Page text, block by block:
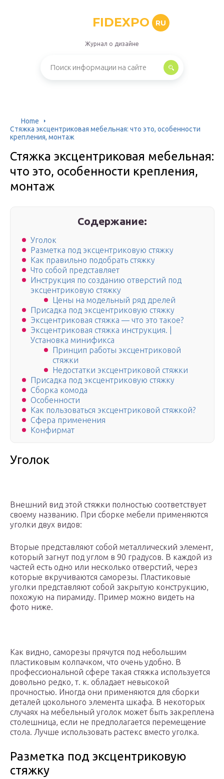
FIDEXPO RU
Журнал о дизайне
Home
Стяжка эксцентриковая мебельная: что это, особенности
крепления, монтаж
Стяжка эксцентриковая мебельная:
что это, особенности крепления,
монтаж
Содержание:
Уголок
Разметка под эксцентриковую стяжку
Как правильно подобрать стяжку
Что собой представляет
Инструкция по созданию отверстий под
эксцентриковую стяжку
Цены на модельный ряд дрелей
Присадка под эксцентриковую стяжку
Эксцентриковая стяжка — что это такое?
Эксцентриковая стяжка инструкция. |
Установка минификса
Принцип работы эксцентриковой
стяжки
Недостатки эксцентриковой стяжки
Присадка под эксцентриковую стяжку
Сборка комода
Особенности
Как пользоваться эксцентриковой стяжкой?
Сфера применения
Конфирмат
Уголок
Внешний вид этой стяжки полностью соответствует
своему названию. При сборке мебели применяются
уголки двух видов:
Вторые представляют собой металлический элемент,
который загнут под углом в 90 градусов. В каждой из
частей есть одно или несколько отверстий, через
которые вкручиваются саморезы. Пластиковые
уголки представляют собой закрытую конструкцию,
похожую на пирамиду. Пример можно видеть на
фото ниже.
Как видно, саморезы прячутся под небольшим
пластиковым колпачком, что очень удобно. В
профессиональной сфере такая стяжка используется
довольно редко, т. к. обладает невысокой
прочностью. Иногда они применяются для сборки
деталей цокольного элемента шкафа. В некоторых
случаях на мебельный уголок может быть закреплена
столешница, если не предполагается перемещение
стола. Лучше использовать растекс вместо уголка.
Разметка под эксцентриковую
стяжку